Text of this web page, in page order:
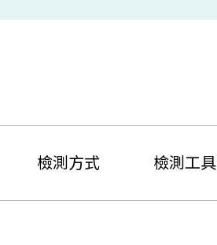
檢測方式 檢測工具